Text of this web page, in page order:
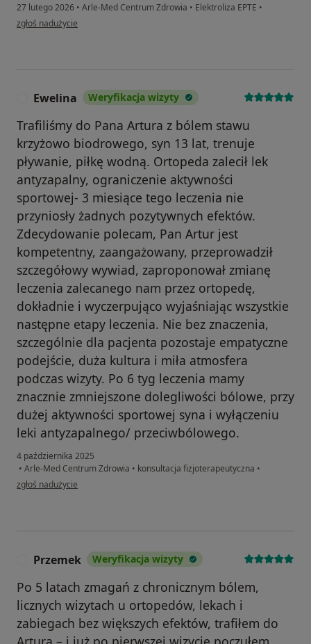
27 lutego 2026 • Arle-Med Centrum Zdrowia • Elektroliza EPTE •
w opinii użytkownika Dawid
zgłoś nadużycie
Ewelina Weryfikacja wizyty
Trafiliśmy do Pana Artura z bólem stawu
krzyżowo biodrowego, syn 13 lat, trenuje
pływanie, piłkę wodną. Ortopeda zalecił lek
antyzapalny, ograniczenie aktywności
sportowej- 3 miesiące tego leczenia nie
przyniosły żadnych pozytywnych efektów.
Zdecydowanie polecam, Pan Artur jest
kompetentny, zaangażowany, przeprowadził
szczegółowy wywiad, zaproponował zmianę
leczenia zalecanego nam przez ortopedę,
dokładnie i wyczerpująco wyjaśniając wszystkie
następne etapy leczenia. Nie bez znaczenia,
szczególnie dla pacjenta pozostaje empatyczne
podejście, duża kultura i miła atmosfera
podczas wizyty. Po 6 tyg leczenia mamy
znacznie zmniejszone dolegliwości bólowe, przy
dużej aktywności sportowej syna i wyłączeniu
leki antyzapalnego/ przeciwbólowego.
4 października 2025
• Arle-Med Centrum Zdrowia • konsultacja fizjoterapeutyczna •
w opinii użytkownika Ewelina
zgłoś nadużycie
Przemek Weryfikacja wizyty
Po 5 latach zmagań z chronicznym bólem,
licznych wizytach u ortopedów, lekach i
zabiegach bez większych efektów, trafiłem do